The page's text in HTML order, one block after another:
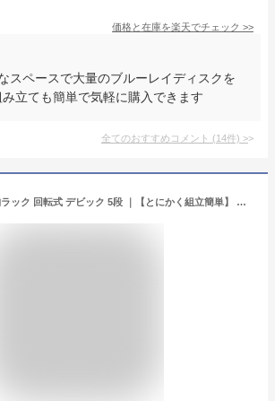
価格と在庫を楽天でチェック >>
スペースで大量のブルーレイディスクを
立ても簡単で気軽に購入できます
全てのおすすめコメント (14件) >
送料無料 収納ラック 回転式 デビック 5段 ｜【とにかく組立簡単】 ディスプレ棚 収納ラック 回転式収納ラック DVD収納 コミック収納 ブルーレイ収納 本棚 ブック収納 コミックケース 工具一切不要 組立簡単 工具不要 回転式 ラック